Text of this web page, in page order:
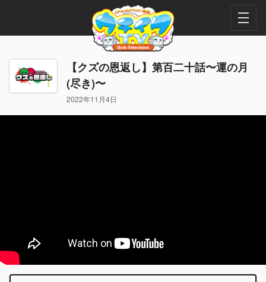
【クズの恩返し】第百二十話〜運の月
(尽き)〜
2022年11月4日